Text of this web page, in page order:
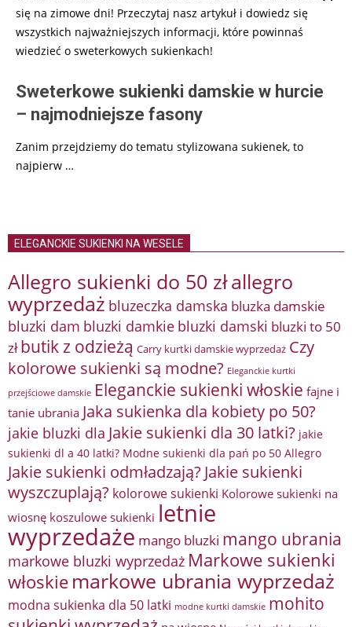
się na zimowe dni! Przeczytaj nasz artykuł i dowiedz się
wszystkich najważniejszych informacji, które powinnaś
wiedzieć o sweterkowych sukienkach!
Sweterkowe sukienki damskie w hurcie
– najmodniejsze fasony
Zanim przejdziemy do tematu stylizowana sukienek, to
najpierw …
ELEGANCKIE SUKIENKI NA WESELE
Allegro sukienki do 50 złallegro
wyprzedaż bluzeczka damska bluzka damskie
bluzki dam bluzki damkie bluzki damski bluzki to 50
zł butik z odzieżą Carry kurtki damskie wyprzedaż Czy
kolorowe sukienki są modne? Eleganckie kurtki
przejściowe damskie Eleganckie sukienki włoskie fajne i
tanie ubrania Jaka sukienka dla kobiety po 50?
jakie bluzki dla Jakie sukienki dla 30 latki? jakie
sukienki dl a 40 latki? Modne sukienki dla pań po 50 Allegro
Jakie sukienki odmładzają? Jakie sukienki
wyszczuplają? kolorowe sukienki Kolorowe sukienki na
wiosnę koszulowe sukienki letnie
wyprzedaże mango bluzki mango ubrania
markowe bluzki wyprzedaż Markowe sukienki
włoskie markowe ubrania wyprzedaż
modna sukienka dla 50 latki modne kurtki damskie mohito